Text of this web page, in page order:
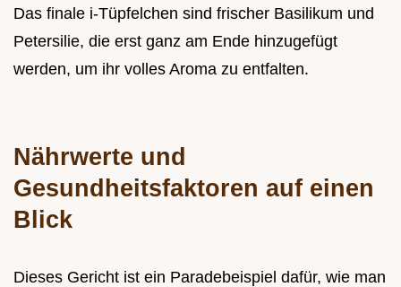
Das finale i-Tüpfelchen sind frischer Basilikum und
Petersilie, die erst ganz am Ende hinzugefügt
werden, um ihr volles Aroma zu entfalten.
Nährwerte und
Gesundheitsfaktoren auf einen
Blick
Dieses Gericht ist ein Paradebeispiel dafür, wie man